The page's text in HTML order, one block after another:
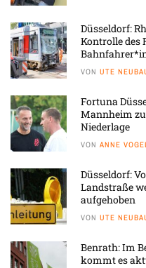
Düsseldorf:
Kontrolle des
VON UTE
Fortuna
Mannheim zu
Niederlage
VON ANNE
Düsseldorf:
Landstraße
aufgehoben
VON UTE
Benrath: Im
kommt es